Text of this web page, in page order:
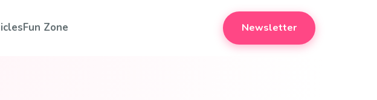
Fun Zone Newsletter